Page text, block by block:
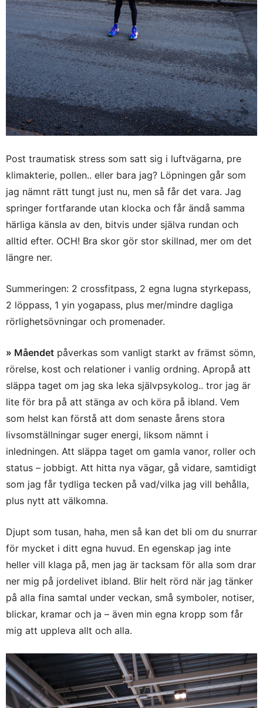
Post traumatisk stress som satt sig i luftvägarna, pre
klimakterie, pollen.. eller bara jag? Löpningen går som
jag nämnt rätt tungt just nu, men så får det vara. Jag
springer fortfarande utan klocka och får ändå samma
härliga känsla av den, bitvis under själva rundan och
alltid efter. OCH! Bra skor gör stor skillnad, mer om det
längre ner.
Summeringen: 2 crossfitpass, 2 egna lugna styrkepass,
2 löppass, 1 yin yogapass, plus mer/mindre dagliga
rörlighetsövningar och promenader.
» Måendet påverkas som vanligt starkt av främst sömn,
rörelse, kost och relationer i vanlig ordning. Apropå att
släppa taget om jag ska leka självpsykolog.. tror jag är
lite för bra på att stänga av och köra på ibland. Vem
som helst kan förstå att dom senaste årens stora
livsomställningar suger energi, liksom nämnt i
inledningen. Att släppa taget om gamla vanor, roller och
status – jobbigt. Att hitta nya vägar, gå vidare, samtidigt
som jag får tydliga tecken på vad/vilka jag vill behålla,
plus nytt att välkomna.
Djupt som tusan, haha, men så kan det bli om du snurrar
för mycket i ditt egna huvud. En egenskap jag inte
heller vill klaga på, men jag är tacksam för alla som drar
ner mig på jordelivet ibland. Blir helt rörd när jag tänker
på alla fina samtal under veckan, små symboler, notiser,
blickar, kramar och ja – även min egna kropp som får
mig att uppleva allt och alla.